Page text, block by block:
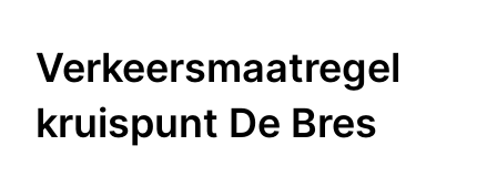
Verkeersmaatregel
kruispunt De Bres